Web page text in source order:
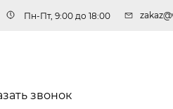
Пн-Пт, 9:00 до 18:00
звонок